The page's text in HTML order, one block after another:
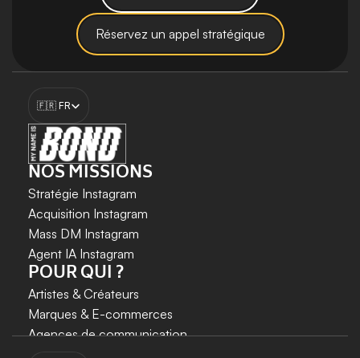
Réservez un appel stratégique
🇫🇷 FR
NOS MISSIONS
Stratégie Instagram
Acquisition Instagram
Mass DM Instagram
Agent IA Instagram
POUR QUI ?
Artistes & Créateurs
Marques & E-commerces
Agences de communication